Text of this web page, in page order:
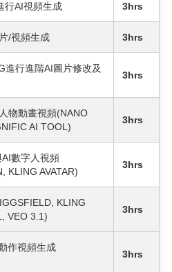
行AI視頻生成 3hrs
/視頻生成 3hrs
進行進階AI圖片修改及
3hrs
物動畫視頻(NANO
AI TOOL)
3hrs
數字人視頻
KLING AVATAR)
3hrs
KLING
VEO 3.1)
3hrs
作視頻生成
3hrs